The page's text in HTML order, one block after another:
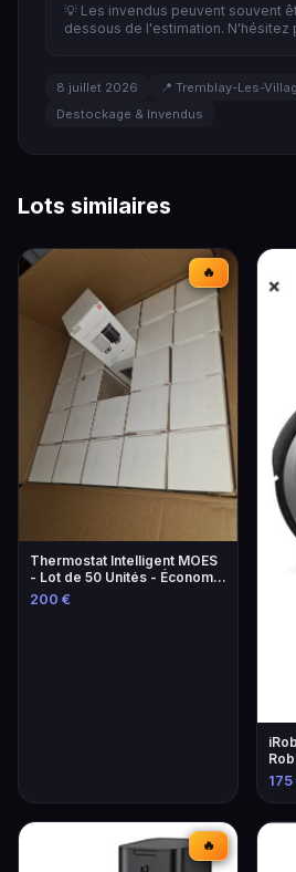
💡 Les invendus peuvent souvent
dessous de l'estimation. N'hésitez
8 juillet 2026
📍 Tremblay-Les-
Destockage & Invendus
Lots similaires
🔥
Thermostat Intelligent MOES
- Lot de 50 Unités - Économie
d'Énergie
200 €
175
🔥